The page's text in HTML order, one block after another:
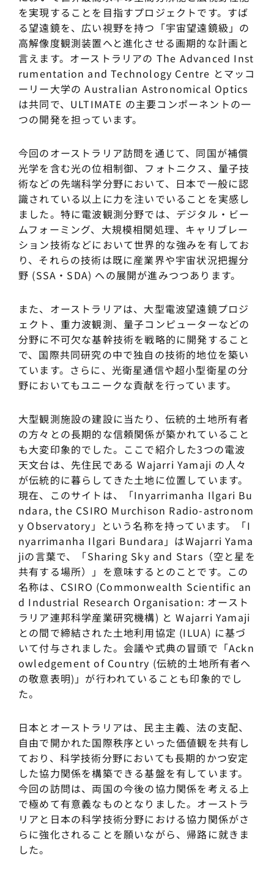
を実現することを目指すプロジェクトです。すば
る望遠鏡を、広い視野を持つ「宇宙望遠鏡級」の
高解像度観測装置へと進化させる画期的な計画と
言えます。オーストラリアの The Advanced Inst
rumentation and Technology Centre とマッコ
ーリー大学の Australian Astronomical Optics
は共同で、ULTIMATE の主要コンポーネントの一
つの開発を担っています。
今回のオーストラリア訪問を通じて、同国が補償
光学を含む光の位相制御、フォトニクス、量子技
術などの先端科学分野において、日本で一般に認
識されている以上に力を注いでいることを実感し
ました。特に電波観測分野では、デジタル・ビー
ムフォーミング、大規模相関処理、キャリブレー
ション技術などにおいて世界的な強みを有してお
り、それらの技術は既に産業界や宇宙状況把握分
野 (SSA・SDA) への展開が進みつつあります。
また、オーストラリアは、大型電波望遠鏡プロジ
ェクト、重力波観測、量子コンピューターなどの
分野に不可欠な基幹技術を戦略的に開発すること
で、国際共同研究の中で独自の技術的地位を築い
ています。さらに、光衛星通信や超小型衛星の分
野においてもユニークな貢献を行っています。
大型観測施設の建設に当たり、伝統的土地所有者
の方々との長期的な信頼関係が築かれていること
も大変印象的でした。ここで紹介した3つの電波
天文台は、先住民である Wajarri Yamaji の人々
が伝統的に暮らしてきた土地に位置しています。
現在、このサイトは、「Inyarrimanha Ilgari Bu
ndara, the CSIRO Murchison Radio-astronom
y Observatory」という名称を持っています。「I
nyarrimanha Ilgari Bundara」はWajarri Yama
jiの言葉で、「Sharing Sky and Stars（空と星を
共有する場所）」を意味するとのことです。この
名称は、CSIRO (Commonwealth Scientific an
d Industrial Research Organisation: オースト
ラリア連邦科学産業研究機構) と Wajarri Yamaji
との間で締結された土地利用協定 (ILUA) に基づ
いて付与されました。会議や式典の冒頭で「Ackn
owledgement of Country (伝統的土地所有者へ
の敬意表明)」が行われていることも印象的でし
た。
日本とオーストラリアは、民主主義、法の支配、
自由で開かれた国際秩序といった価値観を共有し
ており、科学技術分野においても長期的かつ安定
した協力関係を構築できる基盤を有しています。
今回の訪問は、両国の今後の協力関係を考える上
で極めて有意義なものとなりました。オーストラ
リアと日本の科学技術分野における協力関係がさ
らに強化されることを願いながら、帰路に就きま
した。